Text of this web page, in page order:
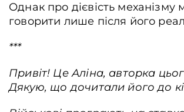
Однак про дієвість
говорити лише після його
***
Привіт! ЦеАліна, авторка
Дякую, що дочитали його до